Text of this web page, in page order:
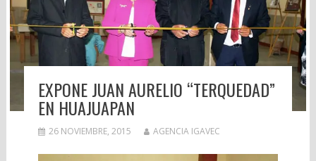
EXPONE JUAN AURELIO “TERQUEDAD”
EN HUAJUAPAN
26 NOVIEMBRE, 2015 AGENCIA IGAVEC